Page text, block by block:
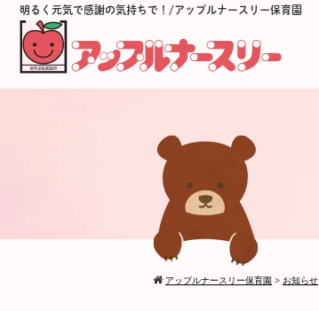
明るく元気で感謝の気持ちで！/アップルナースリー保育園
アップルナースリー保育園 > お知らせ